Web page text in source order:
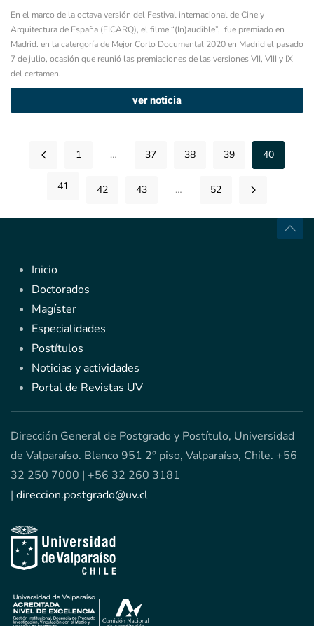
En el marco de la octava versión del Festival internacional de Cine y
Arquitectura de España (FICARQ), el filme “(In)audible”, fue premiado en
Madrid. en la catergoría de Mejor Corto Documental 2020 en Madrid el pasado
7 de julio, ocasión que reunió las premiaciones de las versiones VII, VIII y IX
del certamen.
ver noticia
1 … 37 38 39 40
41 42 43 … 52
Inicio
Doctorados
Magíster
Especialidades
Postítulos
Noticias y actividades
Portal de Revistas UV
Dirección General de Postgrado y Postítulo, Universidad
de Valparaíso. Blanco 951 2° piso, Valparaíso, Chile. +56
32 250 7000 | +56 32 260 3181
| direccion.postgrado@uv.cl